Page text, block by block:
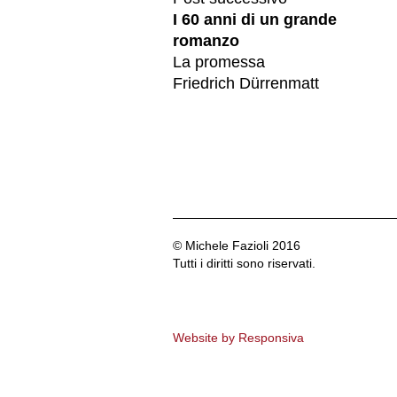
I 60 anni di un grande
romanzo
La promessa
Friedrich Dürrenmatt
© Michele Fazioli 2016
Tutti i diritti sono riservati.
Website by Responsiva